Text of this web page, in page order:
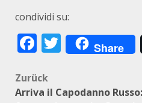
condividi su:
Facebook
Twitter
Share
Zurück
Arriva il Capodanno